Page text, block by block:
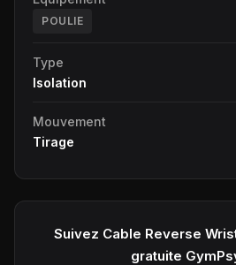
POULIE
Type
Isolation
Mouvement
Tirage
Suivez Cable Reverse
gratuite